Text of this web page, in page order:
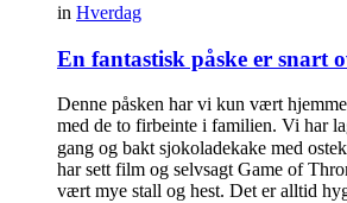
in Hverdag
En fantastisk påske er snart
Denne påsken har vi kun vært
med de to firbeinte i familien. Vi har
gang og bakt sjokoladekake med
har sett film og selvsagt Game of
vært mye stall og hest. Det er alltid